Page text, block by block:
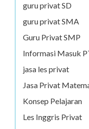
guru privat SD
guru privat SMA
Guru Privat SMP
Informasi Masuk
jasa les privat
Jasa Privat
Konsep Pelajaran
Les Inggris Privat